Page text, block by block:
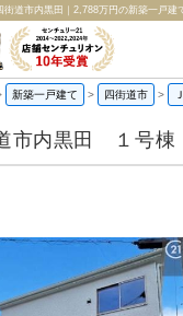
道市内黒田｜2,788万円の新築一戸建
新築一戸建て > 四街道市 >
市内黒田 １号棟